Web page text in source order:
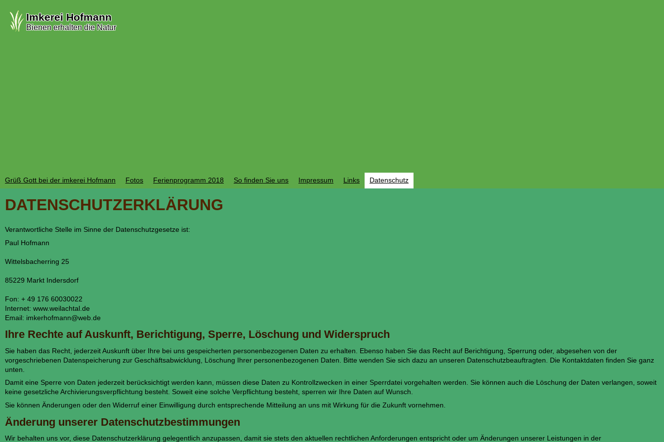
Imkerei Hofmann
Bienen erhalten die Natur
Grüß Gott bei der imkerei Hofmann Fotos Ferienprogramm 2018 So finden Sie uns Impressum Links Datenschutz
DATENSCHUTZERKLÄRUNG
Verantwortliche Stelle im Sinne der Datenschutzgesetze ist:
Paul Hofmann
Wittelsbacherring 25
85229 Markt Indersdorf
Fon: + 49 176 60030022
Internet: www.weilachtal.de
Email: imkerhofmann@web.de
Ihre Rechte auf Auskunft, Berichtigung, Sperre, Löschung und Widerspruch
Sie haben das Recht, jederzeit Auskunft über Ihre bei uns gespeicherten personenbezogenen Daten zu erhalten. Ebenso haben Sie das Recht auf Berichtigung, Sperrung oder, abgesehen von der
vorgeschriebenen Datenspeicherung zur Geschäftsabwicklung, Löschung Ihrer personenbezogenen Daten. Bitte wenden Sie sich dazu an unseren Datenschutzbeauftragten. Die Kontaktdaten finden Sie ganz
unten.
Damit eine Sperre von Daten jederzeit berücksichtigt werden kann, müssen diese Daten zu Kontrollzwecken in einer Sperrdatei vorgehalten werden. Sie können auch die Löschung der Daten verlangen, soweit
keine gesetzliche Archivierungsverpflichtung besteht. Soweit eine solche Verpflichtung besteht, sperren wir Ihre Daten auf Wunsch.
Sie können Änderungen oder den Widerruf einer Einwilligung durch entsprechende Mitteilung an uns mit Wirkung für die Zukunft vornehmen.
Änderung unserer Datenschutzbestimmungen
Wir behalten uns vor, diese Datenschutzerklärung gelegentlich anzupassen, damit sie stets den aktuellen rechtlichen Anforderungen entspricht oder um Änderungen unserer Leistungen in der